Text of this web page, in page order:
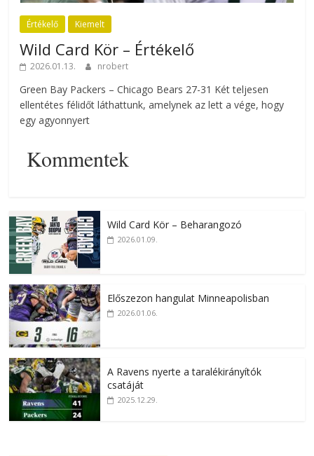
Értékelő Kiemelt
Wild Card Kör – Értékelő
2026.01.13. nrobert
Green Bay Packers – Chicago Bears 27-31 Két teljesen
ellentétes félidőt láthattunk, amelynek az lett a vége, hogy
egy agyonnyert
Kommentek
Wild Card Kör – Beharangozó
2026.01.09.
Előszezon hangulat Minneapolisban
2026.01.06.
A Ravens nyerte a taralékirányítók
csatáját
2025.12.29.